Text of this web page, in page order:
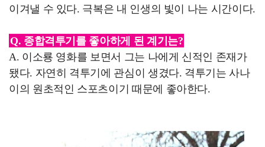
이겨낼 수 있다. 극복은 내 인생의 빛이 나는 시간이다.
Q. 종합격투기를 좋아하게 된 계기는?
A. 이소룡 영화를 보면서 그는 나에게 신적인 존재가
됐다. 자연히 격투기에 관심이 생겼다. 격투기는 사나
이의 원초적인 스포츠이기 때문에 좋아한다.